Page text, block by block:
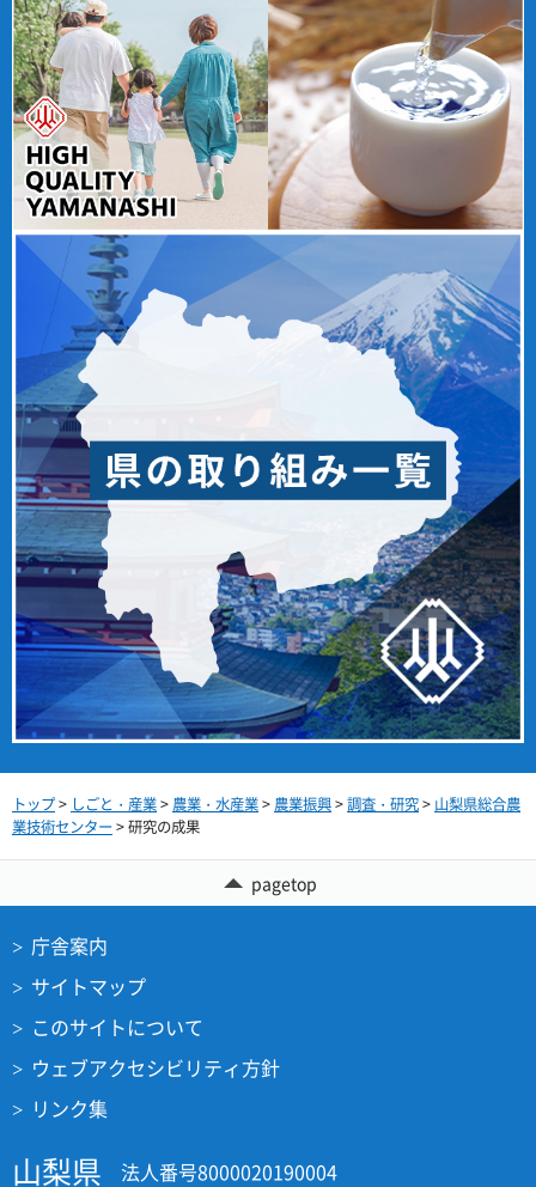
トップ> しごと・産業> 農業・水産業> 農業振興>調査・研究> 山梨県総合農
業技術センター> 研究の成果
pagetop
庁舎案内
サイトマップ
このサイトについて
ウェブアクセシビリティ方針
リンク集
山梨県 法人番号8000020190004